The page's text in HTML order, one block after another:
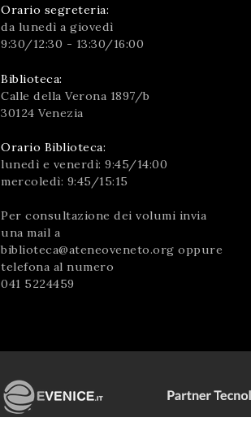
Orario segreteria:
da lunedì a giovedì
9:30/12:30 - 13:30/16:00
Biblioteca:
Calle della Verona 1897/b
30124 Venezia
Orario Biblioteca:
lunedì e venerdì: 9:45/14:00
mercoledì: 9:45/15:15
Per consultazione dei volumi invia
una mail a
biblioteca@ateneoveneto.org oppure
telefona al numero
041 5224459